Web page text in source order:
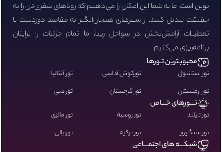
نوین است. ما به شما این امکان را می‌دهیم که رویاهای سفری‌تان را به
حقیقت تبدیل کنید. از سفرهای هیجان‌انگیز به مقاصد دوردست تا
تعطیلات آرامش‌بخش در سواحل زیبا، ما تمام جزئیات را برایتان
برنامه‌ریزی می‌کنیم.
محبوبـترین تـورها
تور استانبول تورکوش آداسی
تور آنتالیا
تور ارمنستان
تور گرجستان تور دبی
تـــورهای خـــاص
تور تایلند تور روسیه
تور مالزی
تور سنگاپور
تور ترکیه تور بالی
شبکـــه های اجتمـــاعی